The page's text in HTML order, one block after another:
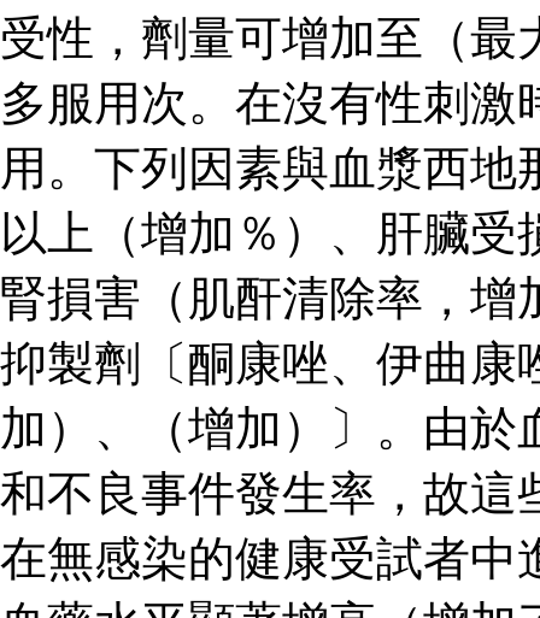
受性，劑量可增加至（
多服用次。在沒有性刺
用。下列因素與血漿西
以上（增加％）、肝臟
腎損害（肌酐清除率，增
抑製劑〔酮康唑、伊曲康
加）、（增加）〕。由
和不良事件發生率，故這
在無感染的健康受試者中